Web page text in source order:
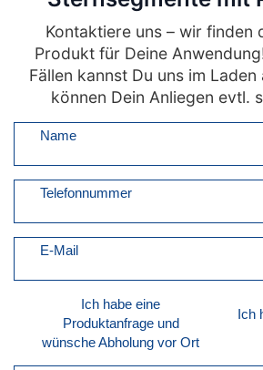
Kontaktiere uns – wir finden
Produkt für Deine
Fällen kannst Du uns im
können Dein Anliegen evtl.
Name
Telefonnummer
E-Mail
Ich habe eine
Produktanfrage und
wünsche Abholung vor Ort
Ich